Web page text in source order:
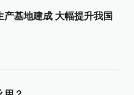
基地建成 大幅提升我国